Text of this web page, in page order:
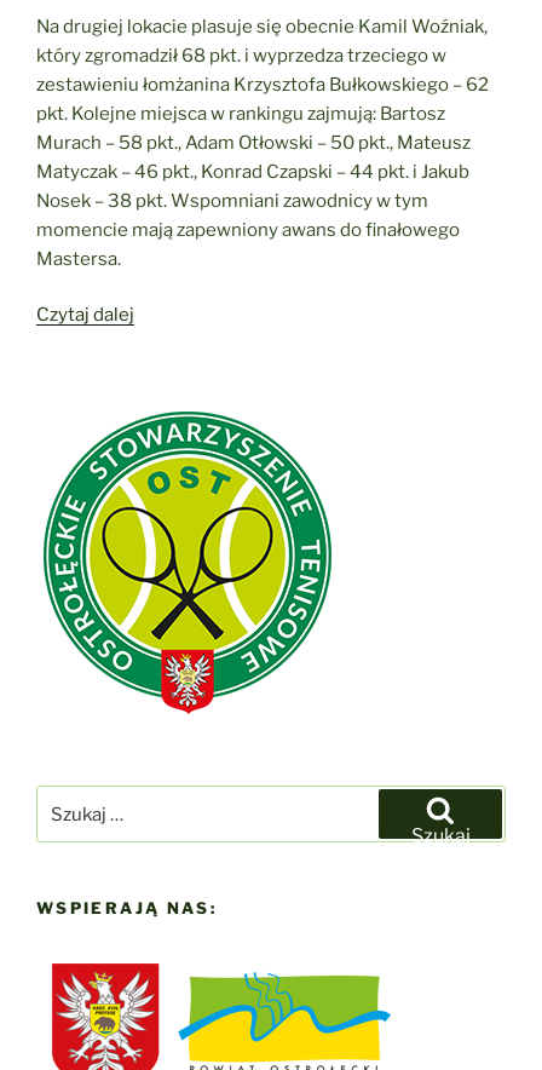
Na drugiej lokacie plasuje się obecnie Kamil Woźniak,
który zgromadził 68 pkt. i wyprzedza trzeciego w
zestawieniu łomżanina Krzysztofa Bułkowskiego – 62
pkt. Kolejne miejsca w rankingu zajmują: Bartosz
Murach – 58 pkt., Adam Otłowski – 50 pkt., Mateusz
Matyczak – 46 pkt., Konrad Czapski – 44 pkt. i Jakub
Nosek – 38 pkt. Wspomniani zawodnicy w tym
momencie mają zapewniony awans do finałowego
Mastersa.
Czytaj dalej
Kto
bliżej
Mastersa?”
Szukaj
WSPIERAJĄ NAS: